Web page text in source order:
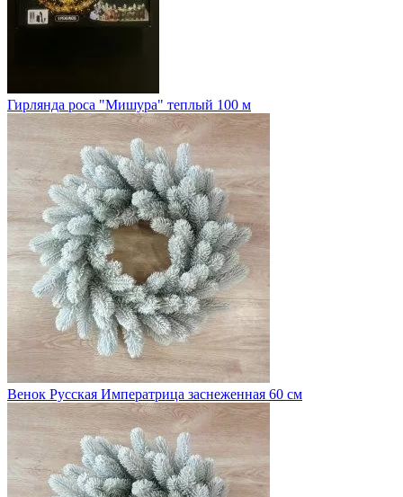
Гирлянда роса "Мишура" теплый 100 м
Венок Русская Императрица заснеженная 60 см